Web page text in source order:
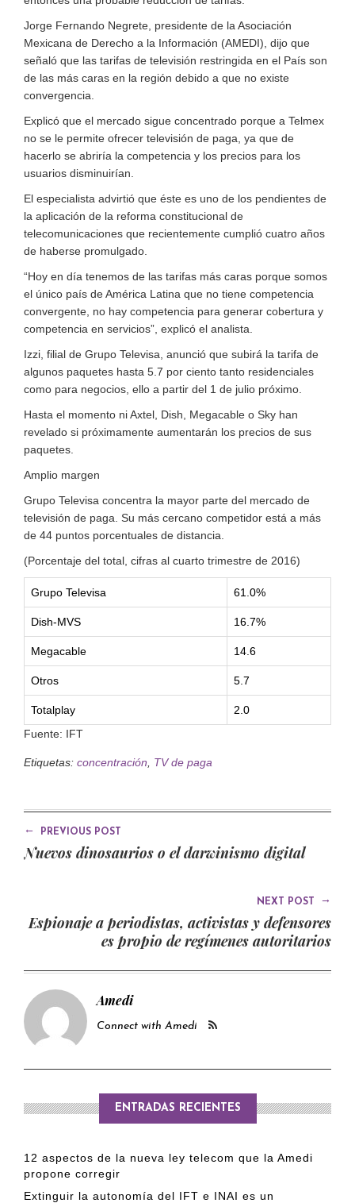
Jorge Fernando Negrete, presidente de la Asociación
Mexicana de Derecho a la Información (AMEDI), dijo que
señaló que las tarifas de televisión restringida en el País son
de las más caras en la región debido a que no existe
convergencia.
Explicó que el mercado sigue concentrado porque a Telmex
no se le permite ofrecer televisión de paga, ya que de
hacerlo se abriría la competencia y los precios para los
usuarios disminuirían.
El especialista advirtió que éste es uno de los pendientes de
la aplicación de la reforma constitucional de
telecomunicaciones que recientemente cumplió cuatro años
de haberse promulgado.
“Hoy en día tenemos de las tarifas más caras porque somos
el único país de América Latina que no tiene competencia
convergente, no hay competencia para generar cobertura y
competencia en servicios”, explicó el analista.
Izzi, filial de Grupo Televisa, anunció que subirá la tarifa de
algunos paquetes hasta 5.7 por ciento tanto residenciales
como para negocios, ello a partir del 1 de julio próximo.
Hasta el momento ni Axtel, Dish, Megacable o Sky han
revelado si próximamente aumentarán los precios de sus
paquetes.
Amplio margen
Grupo Televisa concentra la mayor parte del mercado de
televisión de paga. Su más cercano competidor está a más
de 44 puntos porcentuales de distancia.
(Porcentaje del total, cifras al cuarto trimestre de 2016)
Grupo Televisa 61.0%
Dish-MVS 16.7%
Megacable 14.6
Otros 5.7
Totalplay
2.0
Fuente: IFT
Etiquetas: concentración TV de paga
← PREVIOUS POST
Nuevos dinosaurios o el darwinismo digital
NEXT POST →
Espionaje a periodistas, activistas y defensores
es propio de regímenes autoritarios
Amedi
Connect with Amedi
ENTRADAS RECIENTES
12 aspectos de la nueva ley telecom que la Amedi
propone corregir
Extinguir la autonomía del IFT e INAI es un